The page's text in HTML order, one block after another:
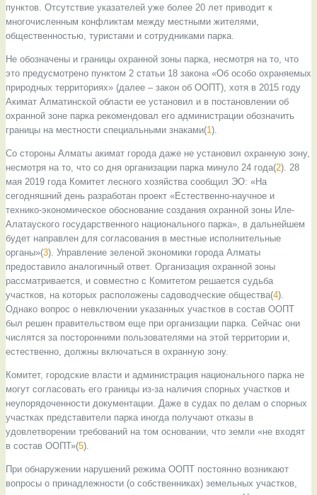
пунктов. Отсутствие указателей уже более 20 лет приводит к
многочисленным конфликтам между местными жителями,
общественностью, туристами и сотрудниками парка.
Не обозначены и границы охранной зоны парка, несмотря на то, что
это предусмотрено пунктом 2 статьи 18 закона «Об особо охраняемых
природных территориях» (далее – закон об ООПТ), хотя в 2015 году
Акимат Алматинской области ее установил и в постановлении об
охранной зоне парка рекомендовал его администрации обозначить
границы на местности специальными знаками(1).
Со стороны Алматы акимат города даже не установил охранную зону,
несмотря на то, что со дня организации парка минуло 24 года(2). 28
мая 2019 года Комитет лесного хозяйства сообщил ЭО: «На
сегодняшний день разработан проект «Естественно-научное и
технико-экономическое обоснование создания охранной зоны Иле-
Алатауского государственного национального парка», в дальнейшем
будет направлен для согласования в местные исполнительные
органы»(3). Управление зеленой экономики города Алматы
предоставило аналогичный ответ. Организация охранной зоны
рассматривается, и совместно с Комитетом решается судьба
участков, на которых расположены садоводческие общества(4).
Однако вопрос о невключении указанных участков в состав ООПТ
был решен правительством еще при организации парка. Сейчас они
числятся за посторонними пользователями на этой территории и,
естественно, должны включаться в охранную зону.
Комитет, городские власти и администрация национального парка не
могут согласовать его границы из-за наличия спорных участков и
неупорядоченности документации. Даже в судах по делам о спорных
участках представители парка иногда получают отказы в
удовлетворении требований на том основании, что земли «не входят
в состав ООПТ»(5).
При обнаружении нарушений режима ООПТ постоянно возникают
вопросы о принадлежности (о собственниках) земельных участков,